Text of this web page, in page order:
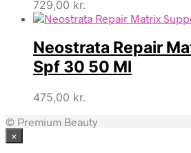
729,00 kr.
Neostrata Repair
Spf 30 50 Ml
475,00 kr.
© Premium Beauty
×